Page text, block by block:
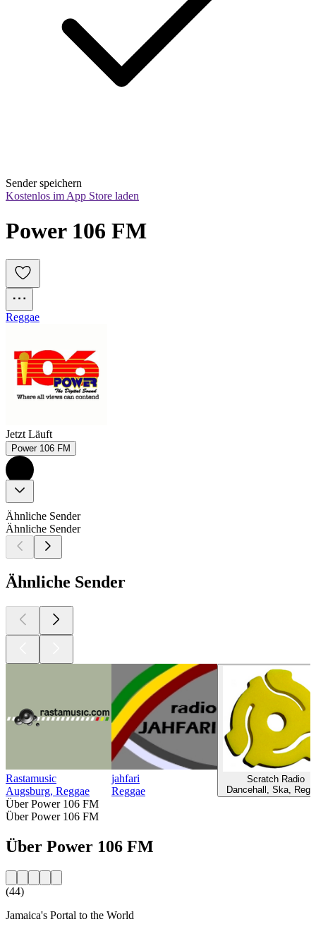
Sender speichern
Kostenlos im App Store laden
Power 106 FM
Reggae
Jetzt Läuft
Power 106 FM
Ähnliche Sender
Ähnliche Sender
Ähnliche Sender
Rastamusic
Augsburg, Reggae
jahfari
Reggae
Scratch Radio
Dancehall, Ska,
Über Power 106 FM
Über Power 106 FM
Über Power 106 FM
(44)
Jamaica's Portal to the World